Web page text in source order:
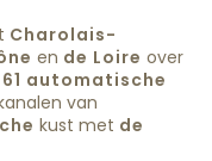
Charolais-
en de Loire over
61 automatische
van
kust met de